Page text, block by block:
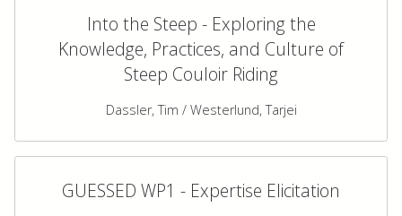
Into the Steep - Exploring the
Knowledge, Practices, and Culture of
Steep Couloir Riding
Dassler, Tim / Westerlund, Tarjei
GUESSED WP1 - Expertise Elicitation